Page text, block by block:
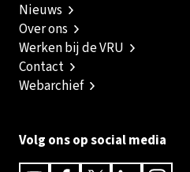
Nieuws
Over ons
Werken bij de VRU
Contact
Webarchief
Volg ons op social media